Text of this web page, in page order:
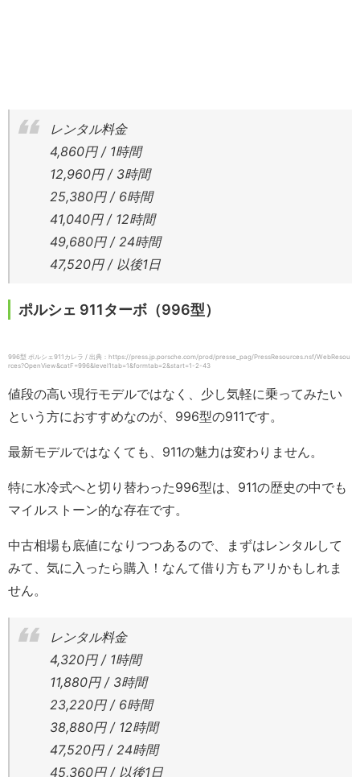
レンタル料金
4,860円 / 1時間
12,960円 / 3時間
25,380円 / 6時間
41,040円 / 12時間
49,680円 / 24時間
47,520円 / 以後1日
ポルシェ 911ターボ（996型）
996型 ポルシェ911カレラ / 出典：https://press.jp.porsche.com/prod/presse_pag/PressResources.nsf/WebResou
rces?OpenView&catF=996&level1tab=1&formtab=2&start=1-2-43
値段の高い現行モデルではなく、少し気軽に乗ってみたい
という方におすすめなのが、996型の911です。
最新モデルではなくても、911の魅力は変わりません。
特に水冷式へと切り替わった996型は、911の歴史の中でも
マイルストーン的な存在です。
中古相場も底値になりつつあるので、まずはレンタルして
みて、気に入ったら購入！なんて借り方もアリかもしれま
せん。
レンタル料金
4,320円 / 1時間
11,880円 / 3時間
23,220円 / 6時間
38,880円 / 12時間
47,520円 / 24時間
45,360円 / 以後1日